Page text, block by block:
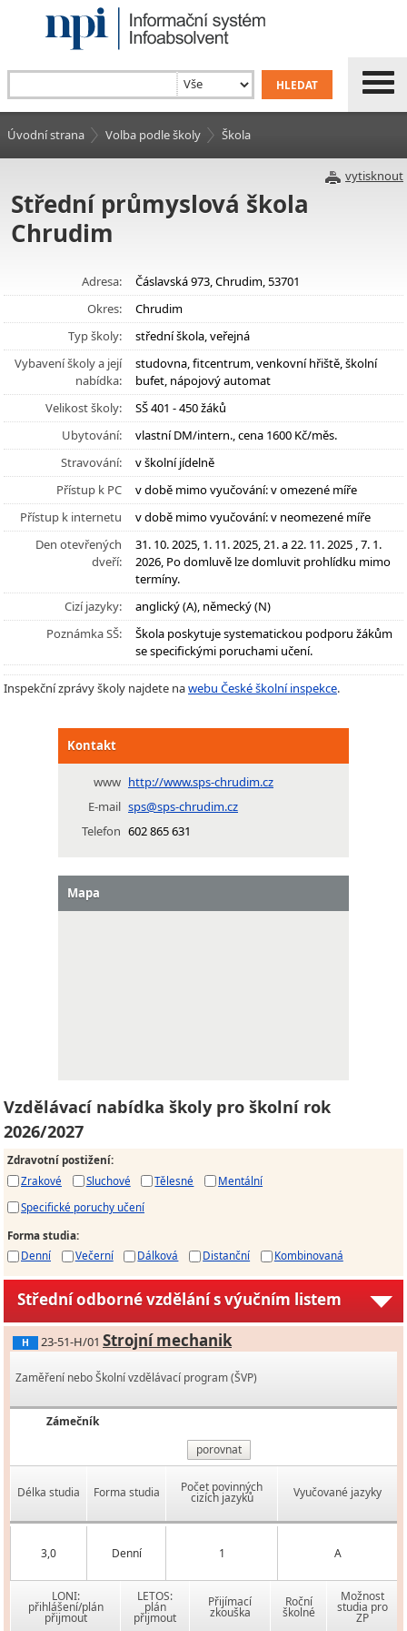
Úvodní strana Volba podle školy Škola
vytisknout
Střední průmyslová škola
Chrudim
Adresa:
Čáslavská 973, Chrudim, 53701
Okres:
Chrudim
Typ školy:
střední škola, veřejná
Vybavení školy a její
nabídka:
studovna, fitcentrum, venkovní hřiště, školní
bufet, nápojový automat
Velikost školy:
SŠ 401 - 450 žáků
Ubytování:
vlastní DM/intern., cena 1600 Kč/měs.
Stravování:
v školní jídelně
Přístup k PC
v době mimo vyučování: v omezené míře
Přístup k internetu
v době mimo vyučování: v neomezené míře
Den otevřených
dveří:
31. 10. 2025, 1. 11. 2025, 21. a 22. 11. 2025 , 7. 1.
2026, Po domluvě lze domluvit prohlídku mimo
termíny.
Cizí jazyky:
anglický (A), německý (N)
Poznámka SŠ:
Škola poskytuje systematickou podporu žákům
se specifickými poruchami učení.
Inspekční zprávy školy najdete nawebu České školní inspekce.
Kontakt
www http://www.sps-chrudim.cz
E-mail sps@sps-chrudim.cz
Telefon 602 865 631
Mapa
Vzdělávací nabídka školy pro školní rok
2026/2027
Zdravotní postižení:
Zrakové
Sluchové Tělesné
Mentální
Specifické poruchy učení
Forma studia:
Denní
Večerní Dálková Distanční Kombinovaná
Střední odborné vzdělání s výučním listem
H 23-51-H/01 Strojní mechanik
Zaměření nebo Školní vzdělávací program (ŠVP)
Zámečník
porovnat
Délka studia Forma studia Počet povinných
cizích jazyků Vyučované jazyky
3,0 Denní 1 A
LONI:
přihlášení/plán
přijmout
LETOS:
plán
přijmout
Přijímací
zkouška
Roční
školné
Možnost
studia pro
ZP